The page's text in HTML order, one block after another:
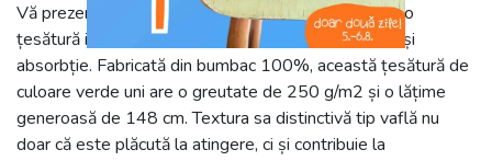
Vă prezentăm țesătura noastră din bumbac waffle, o
țesătură ideală pentru proiecte ce necesită confort și
absorbție. Fabricată din bumbac 100%, această țesătură de
culoare verde uni are o greutate de 250 g/m2 și o lățime
generoasă de 148 cm. Textura sa distinctivă tip vaflă nu
doar că este plăcută la atingere, ci și contribuie la